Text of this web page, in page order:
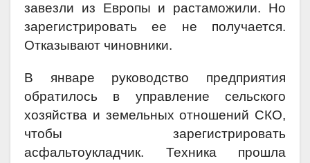
завезли из Европы и растаможили. Но
зарегистрировать ее не получается.
Отказывают чиновники.
В январе руководство предприятия
обратилось в управление сельского
хозяйства и земельных отношений СКО,
чтобы зарегистрировать
асфальтоукладчик. Техника прошла